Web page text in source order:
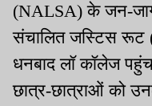
(NALSA) के जन-
संचालित जस्टिस रूट
धनबाद लॉ कॉलेज
छात्र-छात्राओं को